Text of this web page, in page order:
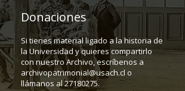
Donaciones
Si tienes material ligado a la historia de
la Universidad y quieres compartirlo
con nuestro Archivo, escríbenos a
archivopatrimonial@usach.cl o
llámanos al 27180275.